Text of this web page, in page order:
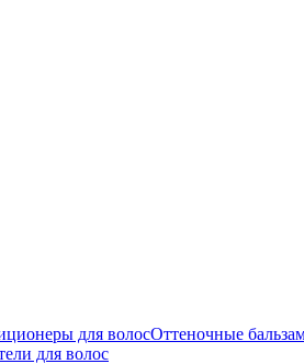
для волосОттеночные
для волос